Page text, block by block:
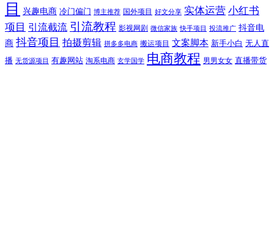
目
兴趣电商 冷门偏门 博主推荐 国外项目 好文分享 实体运营 小红书
项目 引流截流 引流教程 影视网剧 微信家族 快手项目 投流推广 抖音电
商 抖音项目 拍摄剪辑 拼多多电商 搬运项目 文案脚本 新手小白 无人直
播 无货源项目 有趣网站 淘系电商 玄学国学 电商教程 男男女女 直播带货